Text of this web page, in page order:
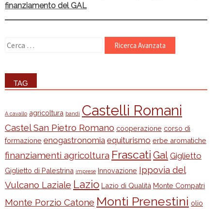
finanziamento del GAL
Ricerca
TAG
A cavallo agricoltura bandi Castelli Romani
Castel San Pietro Romano cooperazione corso di
formazione enogastronomia equiturismo erbe aromatiche
finanziamenti agricoltura Frascati Gal Giglietto
Giglietto di Palestrina imprese Innovazione Ippovia del
Vulcano Laziale Lazio Lazio di Qualità Monte Compatri
Monte Porzio Catone Monti Prenestini olio